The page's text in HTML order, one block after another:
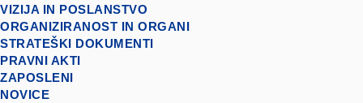
VIZIJA IN POSLANSTVO
ORGANIZIRANOST IN ORGANI
STRATEŠKI DOKUMENTI
PRAVNI AKTI
ZAPOSLENI
NOVICE